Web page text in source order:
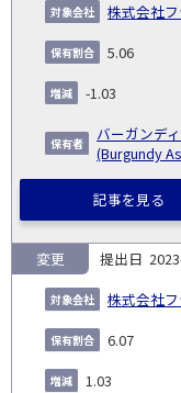
株式会社
5.06
-1.03
バーガンデ
(Burgundy
記事を見る
株式会社
変更
6.07
1.03